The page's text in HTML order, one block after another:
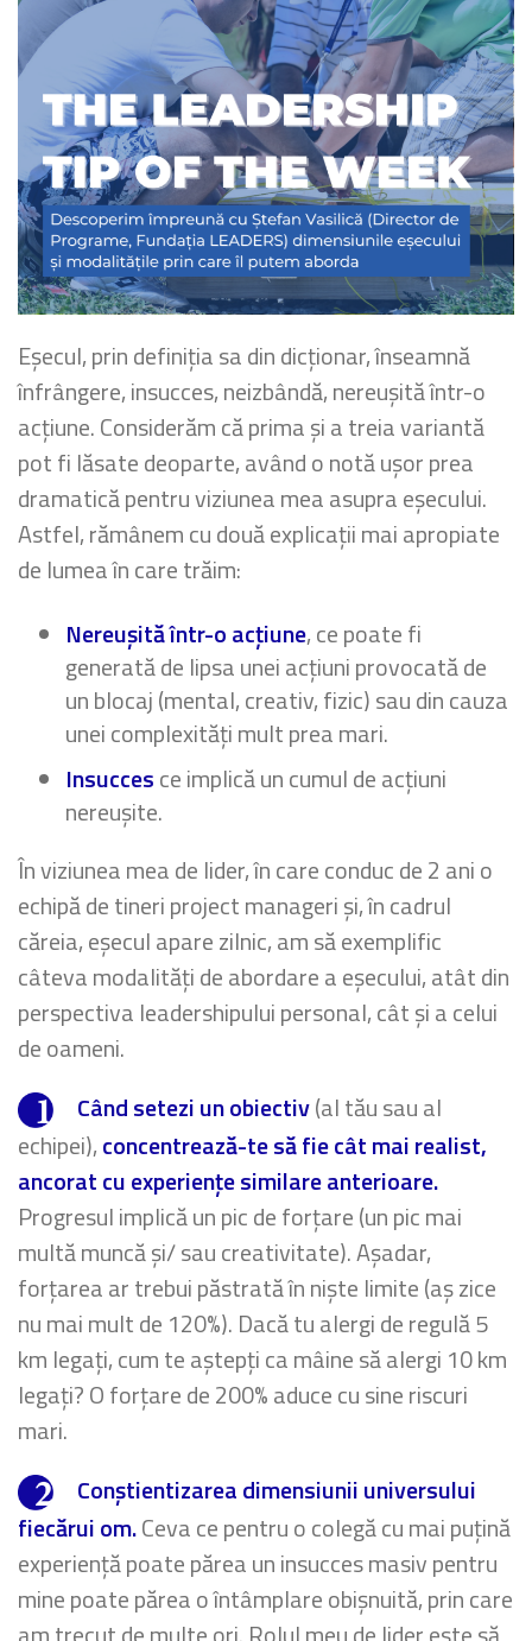
Eșecul, prin definiția sa din dicționar, înseamnă
înfrângere, insucces, neizbândă, nereușită într-o
acțiune. Considerăm că prima și a treia variantă
pot fi lăsate deoparte, având o notă ușor prea
dramatică pentru viziunea mea asupra eșecului.
Astfel, rămânem cu două explicații mai apropiate
de lumea în care trăim:
Nereușită într-o acțiune, ce poate fi
generată de lipsa unei acțiuni provocată de
un blocaj (mental, creativ, fizic) sau din cauza
unei complexități mult prea mari.
Insuccesce implică un cumul de acțiuni
nereușite.
În viziunea mea de lider, în care conduc de 2 ani o
echipă de tineri project manageri și, în cadrul
căreia, eșecul apare zilnic, am să exemplific
câteva modalități de abordare a eșecului, atât din
perspectiva leadershipului personal, cât și a celui
de oameni.
Când setezi un obiectiv(al tău sau al
echipei),concentrează-te să fie cât mai realist,
ancorat cu experiențe similare anterioare.
Progresul implică un pic de forțare (un pic mai
multă muncă și/ sau creativitate). Așadar,
forțarea ar trebui păstrată în niște limite (aș zice
nu mai mult de 120%). Dacă tu alergi de regulă 5
km legați, cum te aștepți ca mâine să alergi 10 km
legați? O forțare de 200% aduce cu sine riscuri
mari.
Conștientizarea dimensiunii universului
fiecărui om.Ceva ce pentru o colegă cu mai puțină
experiență poate părea un insucces masiv pentru
mine poate părea o întâmplare obișnuită, prin care